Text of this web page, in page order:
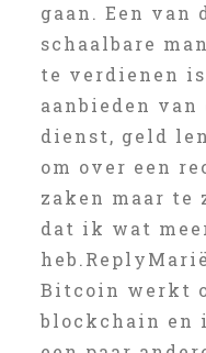
gaan. Een van
schaalbare
te verdienen
aanbieden
dienst, geld
om over een
zaken maar te
dat ik wat
Bitcoin werkt
blockchain en